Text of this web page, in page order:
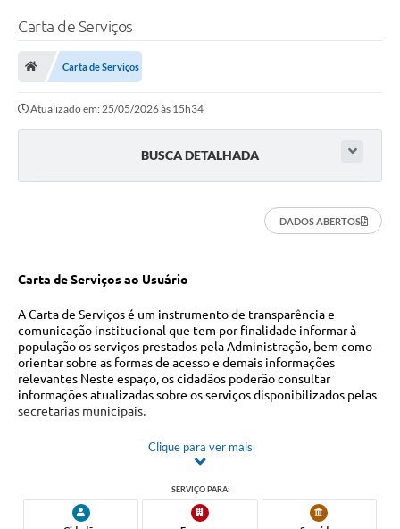
Carta de Serviços
Carta de Serviços
Atualizado em: 25/05/2026 às 15h34
BUSCA DETALHADA
DADOS ABERTOS
Carta de Serviços ao Usuário
A Carta de Serviços é um instrumento de transparência e
comunicação institucional que tem por finalidade informar à
população os serviços prestados pela Administração, bem como
orientar sobre as formas de acesso e demais informações
relevantes Neste espaço, os cidadãos poderão consultar
informações atualizadas sobre os serviços disponibilizados pelas
secretarias municipais.
Pesquisa de Satisfação
serviços públicos municipais, a Prefeitura realizará
periodicamente pesquisas de satisfação para que os cidadãos
Clique para ver mais
SERVIÇO PARA: